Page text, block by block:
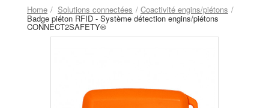
Home Solutions connectées Coactivité engins/piétons
Badge piéton RFID - Système détection engins/piétons
CONNECT2SAFETY®